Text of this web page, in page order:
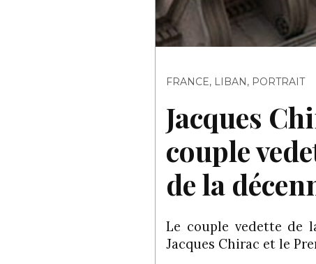
FRANCE, LIBAN, PORTRAIT
Jacques
couple
de la
Le couple vedette de
Jacques Chirac et le